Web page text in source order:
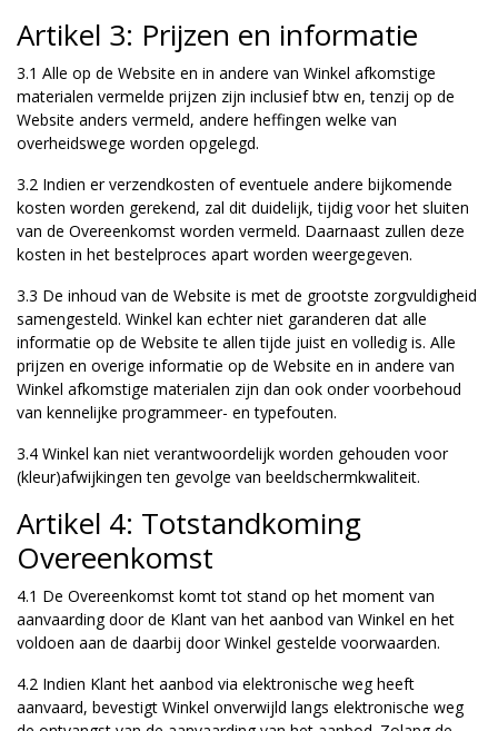
Artikel 3: Prijzen en informatie
3.1 Alle op de Website en in andere van Winkel afkomstige
materialen vermelde prijzen zijn inclusief btw en, tenzij op de
Website anders vermeld, andere heffingen welke van
overheidswege worden opgelegd.
3.2 Indien er verzendkosten of eventuele andere bijkomende
kosten worden gerekend, zal dit duidelijk, tijdig voor het sluiten
van de Overeenkomst worden vermeld. Daarnaast zullen deze
kosten in het bestelproces apart worden weergegeven.
3.3 De inhoud van de Website is met de grootste zorgvuldigheid
samengesteld. Winkel kan echter niet garanderen dat alle
informatie op de Website te allen tijde juist en volledig is. Alle
prijzen en overige informatie op de Website en in andere van
Winkel afkomstige materialen zijn dan ook onder voorbehoud
van kennelijke programmeer- en typefouten.
3.4 Winkel kan niet verantwoordelijk worden gehouden voor
(kleur)afwijkingen ten gevolge van beeldschermkwaliteit.
Artikel 4: Totstandkoming
Overeenkomst
4.1 De Overeenkomst komt tot stand op het moment van
aanvaarding door de Klant van het aanbod van Winkel en het
voldoen aan de daarbij door Winkel gestelde voorwaarden.
4.2 Indien Klant het aanbod via elektronische weg heeft
aanvaard, bevestigt Winkel onverwijld langs elektronische weg